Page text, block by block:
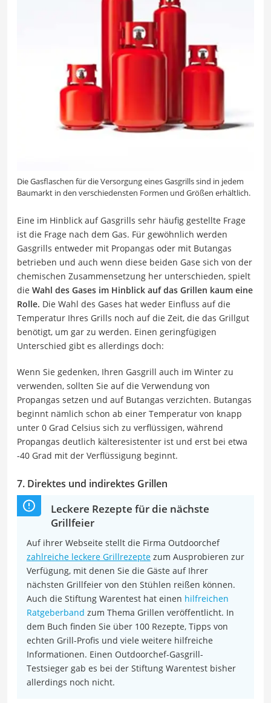
Die Gasflaschen für die Versorgung eines Gasgrills sind in jedem
Baumarkt in den verschiedensten Formen und Größen erhältlich.
Eine im Hinblick auf Gasgrills sehr häufig gestellte Frage
ist die Frage nach dem Gas. Für gewöhnlich werden
Gasgrills entweder mit Propangas oder mit Butangas
betrieben und auch wenn diese beiden Gase sich von der
chemischen Zusammensetzung her unterschieden, spielt
die Wahl des Gases im Hinblick auf das Grillen kaum eine
Rolle. Die Wahl des Gases hat weder Einfluss auf die
Temperatur Ihres Grills noch auf die Zeit, die das Grillgut
benötigt, um gar zu werden. Einen geringfügigen
Unterschied gibt es allerdings doch:
Wenn Sie gedenken, Ihren Gasgrill auch im Winter zu
verwenden, sollten Sie auf die Verwendung von
Propangas setzen und auf Butangas verzichten. Butangas
beginnt nämlich schon ab einer Temperatur von knapp
unter 0 Grad Celsius sich zu verflüssigen, während
Propangas deutlich kälteresistenter ist und erst bei etwa
-40 Grad mit der Verflüssigung beginnt.
7. Direktes und indirektes Grillen
Leckere Rezepte für die nächste
Grillfeier
Auf ihrer Webseite stellt die Firma Outdoorchef
zahlreiche leckere Grillrezepte zum Ausprobieren zur
Verfügung, mit denen Sie die Gäste auf Ihrer
nächsten Grillfeier von den Stühlen reißen können.
Auch die Stiftung Warentest hat einen hilfreichen
Ratgeberband zum Thema Grillen veröffentlicht. In
dem Buch finden Sie über 100 Rezepte, Tipps von
echten Grill-Profis und viele weitere hilfreiche
Informationen. Einen Outdoorchef-Gasgrill-
Testsieger gab es bei der Stiftung Warentest bisher
allerdings noch nicht.